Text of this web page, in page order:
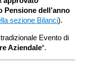
Pensione dell’anno
sezione Bilanci).
Evento di
Aziendale“.